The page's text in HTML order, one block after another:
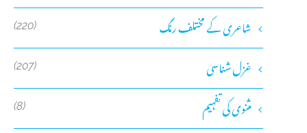
شاعری کے مختلف رنگ (220)
غزل شناسی (207)
مثنوی کی تفہیم (8)